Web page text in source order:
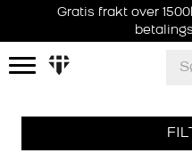
Gratis frakt over